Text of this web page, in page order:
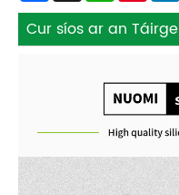
Cur síos ar an Táirge